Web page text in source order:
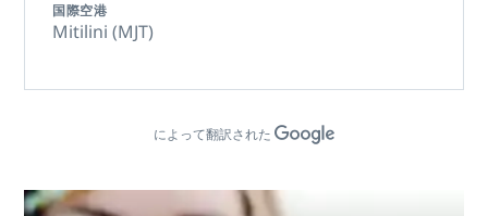
国際空港
Mitilini (MJT)
によって翻訳された